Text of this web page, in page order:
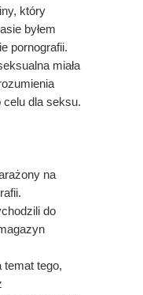
który
byłem
pornografii.
miała
celu dla seksu.
na
do
temat tego,